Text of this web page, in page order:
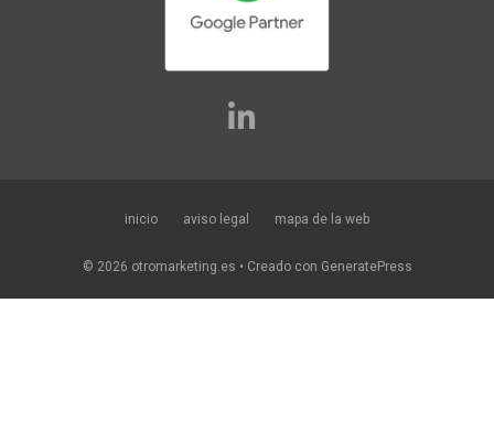
inicio aviso legal mapa de la web
© 2026 otromarketing.es • Creado con GeneratePress